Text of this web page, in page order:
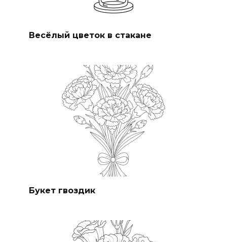
Весёлый цветок в стакане
Букет гвоздик